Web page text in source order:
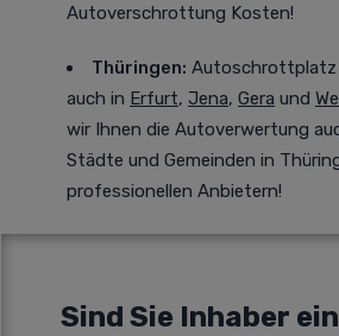
Autoverschrottung Kosten!
Thüringen: Autoschrottplatz
auch in Erfurt, Jena, Gera und
wir Ihnen die Autoverwertung
Städte und Gemeinden in
professionellen Anbietern!
Sind Sie Inhaber